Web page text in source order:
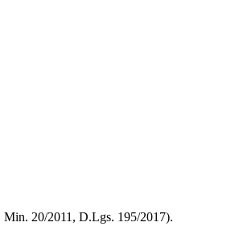
20/2011, D.Lgs. 195/2017).